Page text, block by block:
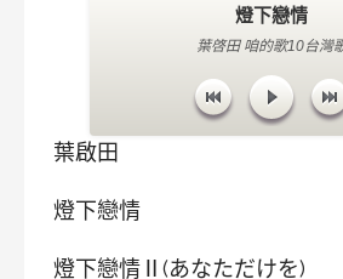
燈下戀情
葉啓田 咱的歌10台灣
葉啟田
燈下戀情
燈下戀情Ⅱ(あなただけを)